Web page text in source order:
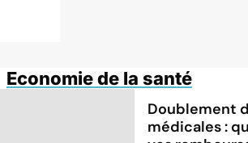
Economie de la santé
Doublement
médicales :